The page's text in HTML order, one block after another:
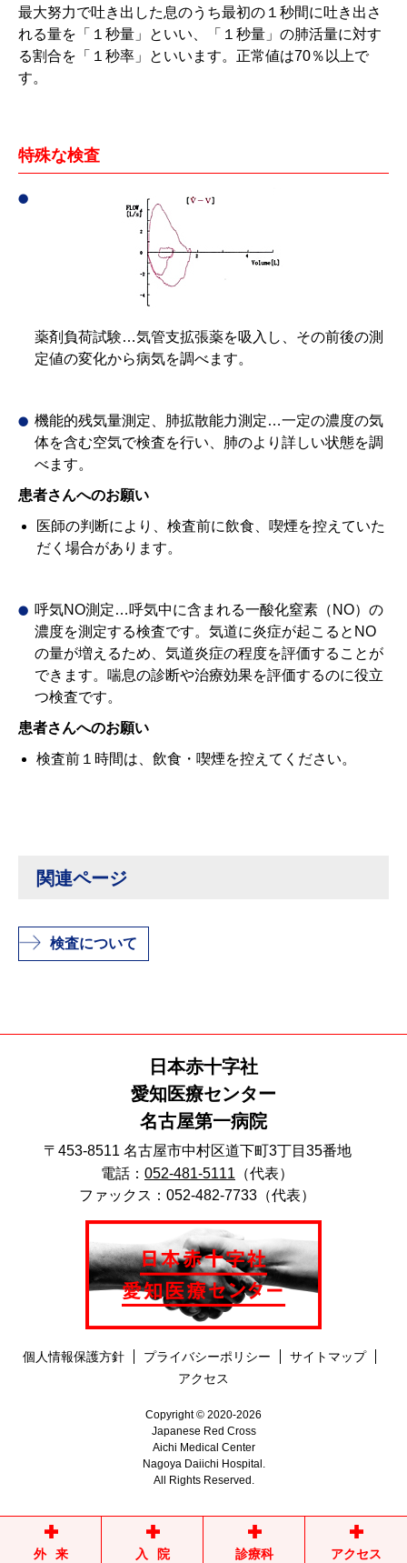
最大努力で吐き出した息のうち最初の１秒間に吐き出さ
れる量を「１秒量」といい、「１秒量」の肺活量に対す
る割合を「１秒率」といいます。正常値は70％以上で
す。
特殊な検査
薬剤負荷試験…気管支拡張薬を吸入し、その前後の測
定値の変化から病気を調べます。
機能的残気量測定、肺拡散能力測定…一定の濃度の気
体を含む空気で検査を行い、肺のより詳しい状態を調
べます。
患者さんへのお願い
医師の判断により、検査前に飲食、喫煙を控えていた
だく場合があります。
呼気NO測定…呼気中に含まれる一酸化窒素（NO）の
濃度を測定する検査です。気道に炎症が起こるとNO
の量が増えるため、気道炎症の程度を評価することが
できます。喘息の診断や治療効果を評価するのに役立
つ検査です。
患者さんへのお願い
検査前１時間は、飲食・喫煙を控えてください。
関連ページ
検査について
日本赤十字社
愛知医療センター
名古屋第一病院
〒453-8511 名古屋市中村区道下町3丁目35番地
電話： 052-481-5111 （代表）
ファックス：052-482-7733（代表）
個人情報保護方針 プライバシーポリシー
サイトマップ
アクセス
Copyright © 2020-2026
Japanese Red Cross
Aichi Medical Center
Nagoya Daiichi Hospital.
All Rights Reserved.
外来 入院 診療科 アクセス